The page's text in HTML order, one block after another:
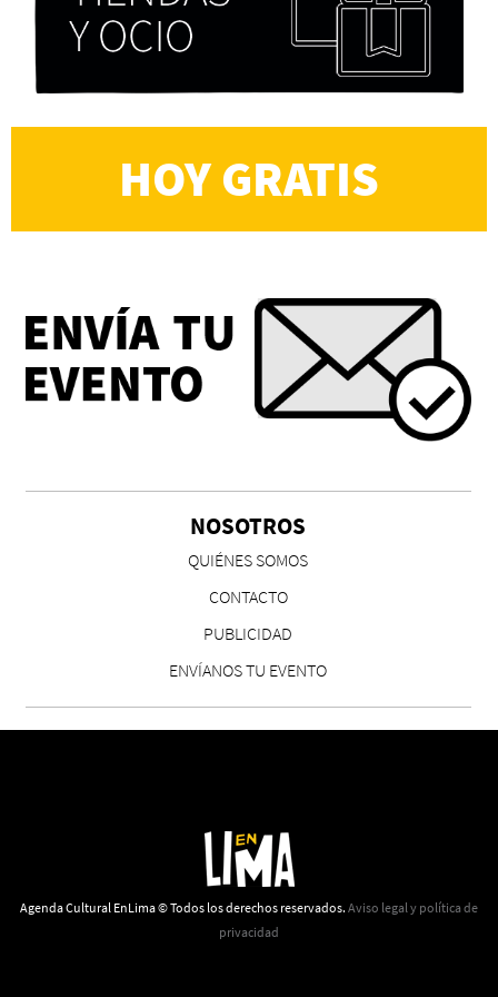
Cocaína Negra de Cristóbal Valenzuela Berríos
Paloma Pulisci
Paloma Pulisci
HOY GRATIS
NOSOTROS
QUIÉNES SOMOS
CONTACTO
PUBLICIDAD
ENVÍANOS TU EVENTO
Agenda Cultural EnLima © Todos los derechos reservados. Aviso legal y política de
privacidad